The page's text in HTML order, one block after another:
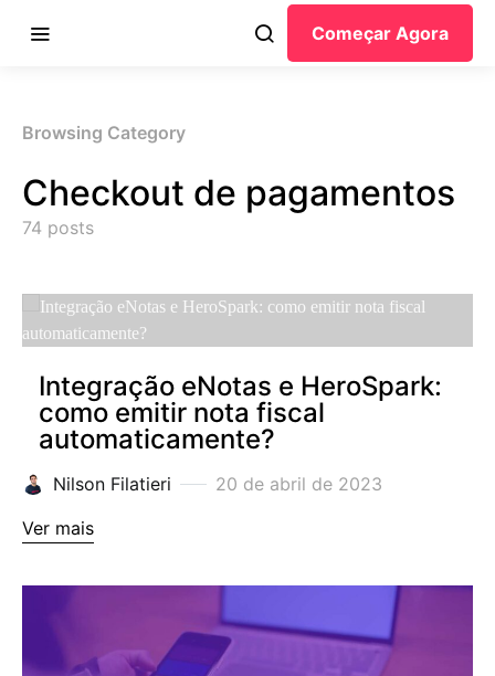
Começar Agora
Browsing Category
Checkout de pagamentos
74 posts
Integração eNotas e HeroSpark:
como emitir nota fiscal
automaticamente?
Nilson Filatieri
20 de abril de 2023
Ver mais